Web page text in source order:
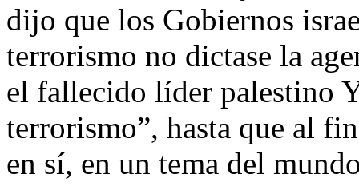
dijo que los Gobiernos
terrorismo no dictase la
el fallecido líder palestino
terrorismo”, hasta que al
en sí, en un tema del